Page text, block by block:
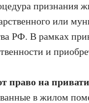
признания
или
РФ. В рамках
и
право на
в жилом